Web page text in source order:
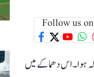
Follow us
دھماکہ ہوا۔ اس دھماکے میں